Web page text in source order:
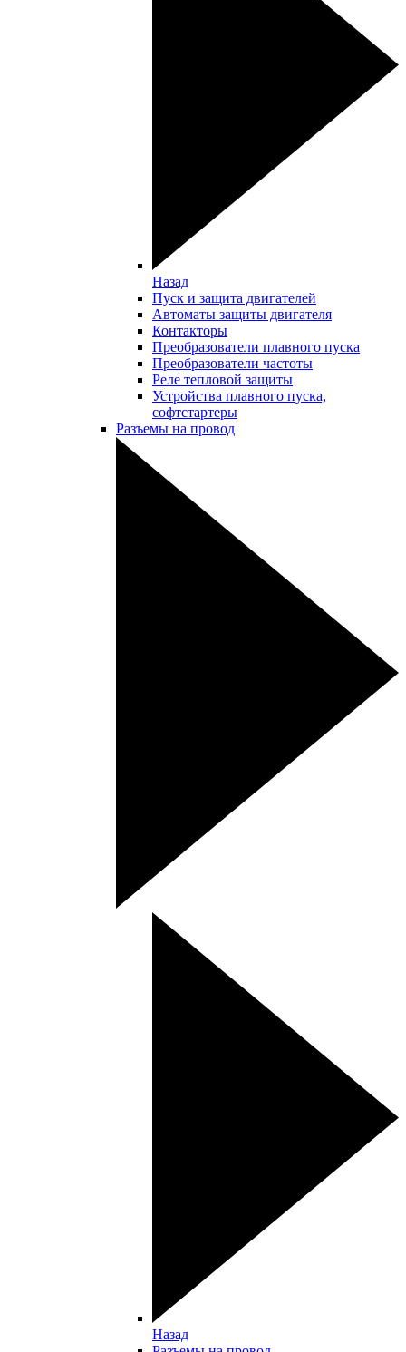
Назад
Пуск и защита двигателей
Автоматы защиты двигателя
Контакторы
Преобразователи плавного пуска
Преобразователи частоты
Реле тепловой защиты
Устройства плавного пуска,
софтстартеры
Разъемы на провод
Назад